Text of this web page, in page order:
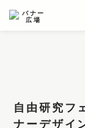
フィルター
自由研究
ナーデザイ